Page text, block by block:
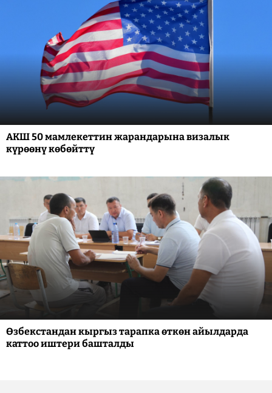
АКШ 50 мамлекеттин жарандарына визалык
күрөөнү көбөйттү
Өзбекстандан кыргыз тарапка өткөн айылдарда
каттоо иштери башталды